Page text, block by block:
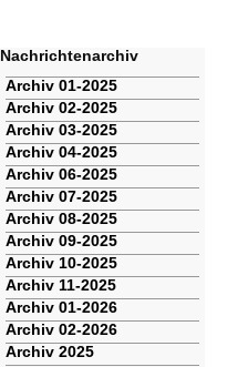
Nachrichtenarchiv
Navigation
überspringen
Archiv 01-2025
Archiv 02-2025
Archiv 03-2025
Archiv 04-2025
Archiv 06-2025
Archiv 07-2025
Archiv 08-2025
Archiv 09-2025
Archiv 10-2025
Archiv 11-2025
Archiv 01-2026
Archiv 02-2026
Archiv 2025